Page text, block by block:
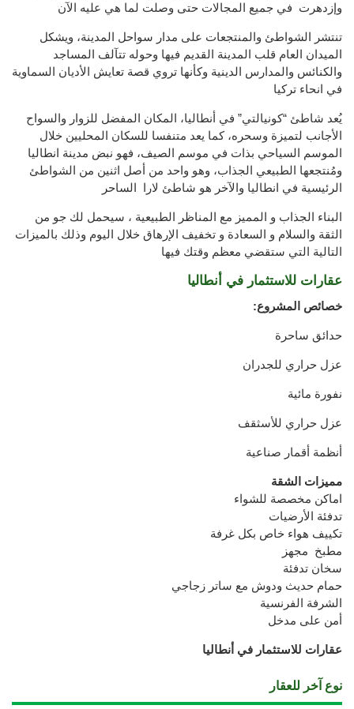
وإزدهرت في جميع المجالات حتى وصلت لما هي عليه الآن
تنتشر الشواطئ والمنتجعات على مدار سواحل المدينة، ويشكل
الميدان العام قلب المدينة القديم فيها وحوله تتآلف المساجد
والكنائس والمدارس الدينية وكأنها تروي قصة تعايش الأديان السماوية
في انحاء تركيا
يُعد شاطئ “كونيالتي” في أنطاليا، المكان المفضل للزوار والسواح
الأجانب لتميزة وسحره، كما يعد متنفسا للسكان المحليين خلال
الموسم السياحي بذات في موسم الصيف، فهو نبض مدينة انطاليا
ومُنتجعها الطبيعي الجذاب، وهو واحد من أصل اثنين من الشواطئ
الرئيسية في انطاليا والآخر هو شاطئ لارا الساحر
البناء الجذاب و المميز مع المناظر الطبيعية ، سيحمل لك جو من
الثقة والسلام و السعادة و تخفيف الإرهاق خلال اليوم وذلك بالميزات
التالية التي ستقضي معظم وقتك فيها
عقارات للاستثمار في أنطاليا
خصائص المشروع:
حدائق ساحرة
عزل حراري للجدران
نفورة مائية
عزل حراري للأسثقف
أنظمة أقمار صناعية
مميزات الشقة
اماكن مخصصة للشواء
تدفئة الأرضيات
تكييف هواء خاص بكل غرفة
مطبخ مجهز
سخان تدفئة
حمام حديث ودوش مع ساتر زجاجي
الشرفة الفرنسية
أمن على مدخل
عقارات للاستثمار في أنطاليا
نوع آخر للعقار